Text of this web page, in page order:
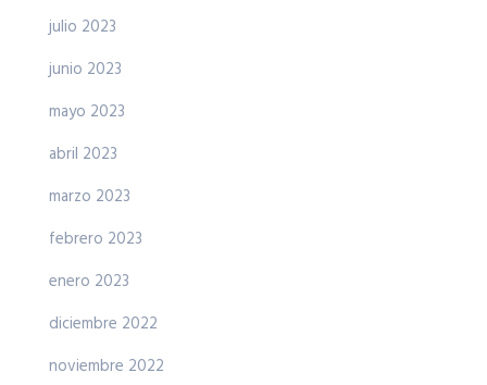
julio 2023
junio 2023
mayo 2023
abril 2023
marzo 2023
febrero 2023
enero 2023
diciembre 2022
noviembre 2022